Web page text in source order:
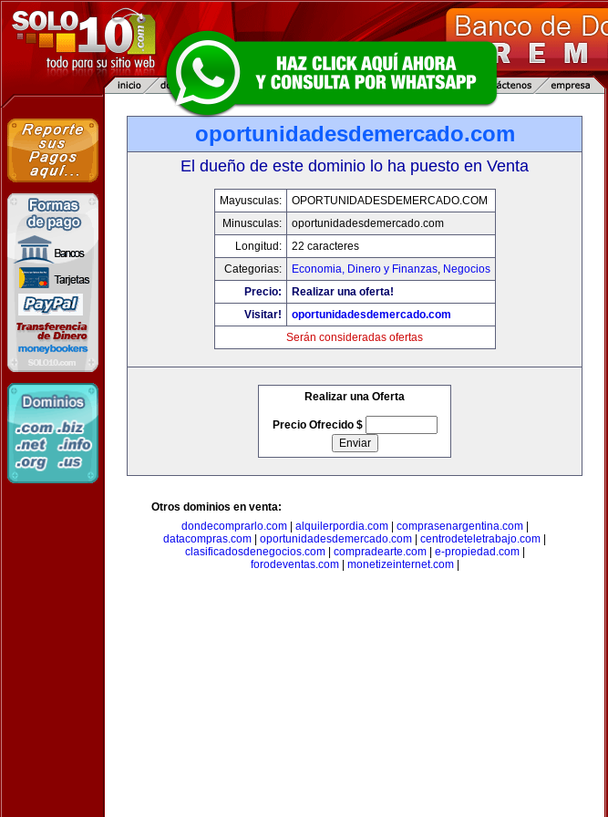
oportunidadesdemercado.com
El dueño de este dominio lo ha puesto en Venta
Mayusculas:
OPORTUNIDADESDEMERCADO.COM
Minusculas:
oportunidadesdemercado.com
Longitud:
22 caracteres
Categorias:
Economia, Dinero y Finanzas, Negocios
Precio:
Realizar una oferta!
Visitar!
oportunidadesdemercado.com
Serán consideradas ofertas
Realizar una Oferta
Precio Ofrecido $
Otros dominios en venta:
dondecomprarlo.com| alquilerpordia.com| comprasenargentina.com|
datacompras.com
oportunidadesdemercado.com centrodeteletrabajo.com
clasificadosdenegocios.com| compradearte.com| e-propiedad.com|
forodeventas.com| monetizeinternet.com|